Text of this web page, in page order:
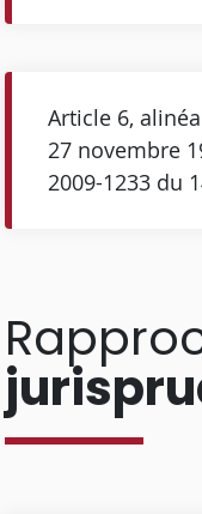
Article 6,
27 novembre
2009-1233 du